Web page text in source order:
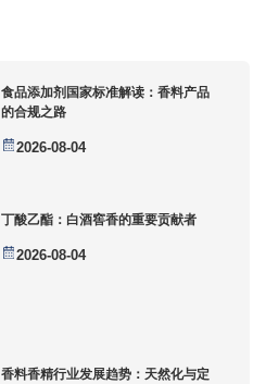
食品添加剂国家标准解读：香料产品
的合规之路
2026-08-04
丁酸乙酯：白酒窖香的重要贡献者
2026-08-04
香料香精行业发展趋势：天然化与定